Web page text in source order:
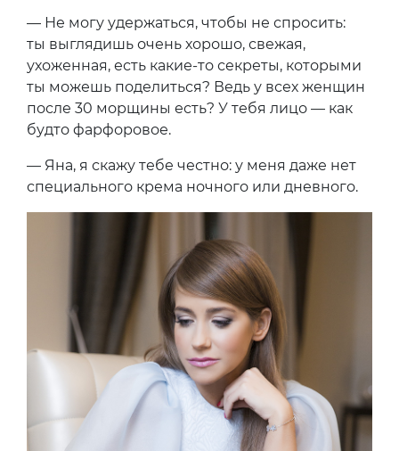
— Не могу удержаться, чтобы не спросить:
ты выглядишь очень хорошо, свежая,
ухоженная, есть какие-то секреты, которыми
ты можешь поделиться? Ведь у всех женщин
после 30 морщины есть? У тебя лицо — как
будто фарфоровое.
— Яна, я скажу тебе честно: у меня даже нет
специального крема ночного или дневного.